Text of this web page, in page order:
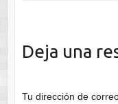
Deja una
Tu dirección de